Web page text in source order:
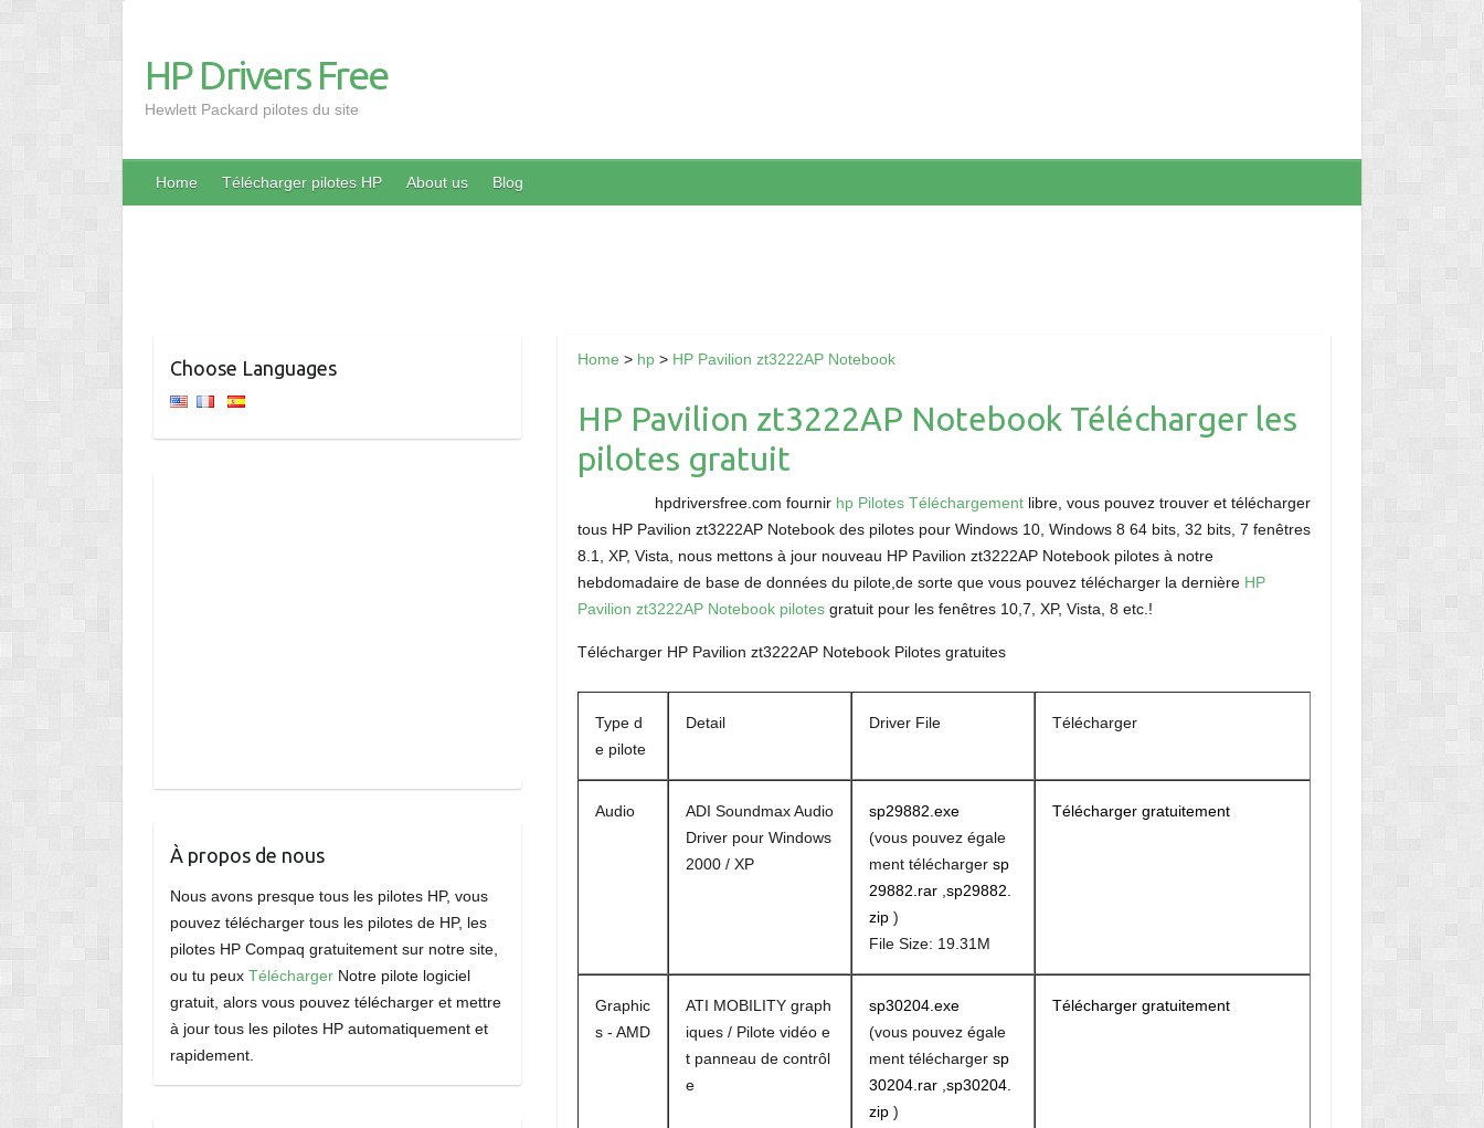
HP Drivers Free
Hewlett Packard pilotes du site
Home Télécharger pilotes HP About us Blog
Home > hp> HP Pavilion zt3222AP Notebook
HP Pavilion zt3222AP Notebook Télécharger les
pilotes gratuit
hpdriversfree.com fournir hp Pilotes Téléchargementlibre, vous pouvez trouver et télécharger
tous HP Pavilion zt3222AP Notebook des pilotes pour Windows 10, Windows 8 64 bits, 32 bits, 7 fenêtres
8.1, XP, Vista, nous mettons à jour nouveau HP Pavilion zt3222AP Notebook pilotes à notre
hebdomadaire de base de données du pilote,de sorte que vous pouvez télécharger la dernière HP
Pavilion zt3222AP Notebook pilotesgratuit pour les fenêtres 10,7, XP, Vista, 8 etc.!
Télécharger HP Pavilion zt3222AP Notebook Pilotes gratuites
Type d
e pilote
Detail Driver File Télécharger
Audio
ADI Soundmax Audio
Driver pour Windows
2000 / XP
sp29882.exe
(vous pouvez égale
ment télécharger sp
29882.rar,sp29882.
zip)
File Size: 19.31M
Télécharger gratuitement
Graphic
s - AMD
ATI MOBILITY graph
iques / Pilote vidéo e
t panneau de contrôl
e
sp30204.exe
(vous pouvez égale
ment télécharger sp
30204.rar,sp30204.
zip)
Télécharger gratuitement
Choose Languages
À propos de nous
Nous avons presque tous les pilotes HP, vous
pouvez télécharger tous les pilotes de HP, les
pilotes HP Compaq gratuitement sur notre site,
ou tu peuxTélécharger Notre pilote logiciel
gratuit, alors vous pouvez télécharger et mettre
à jour tous les pilotes HP automatiquement et
rapidement.